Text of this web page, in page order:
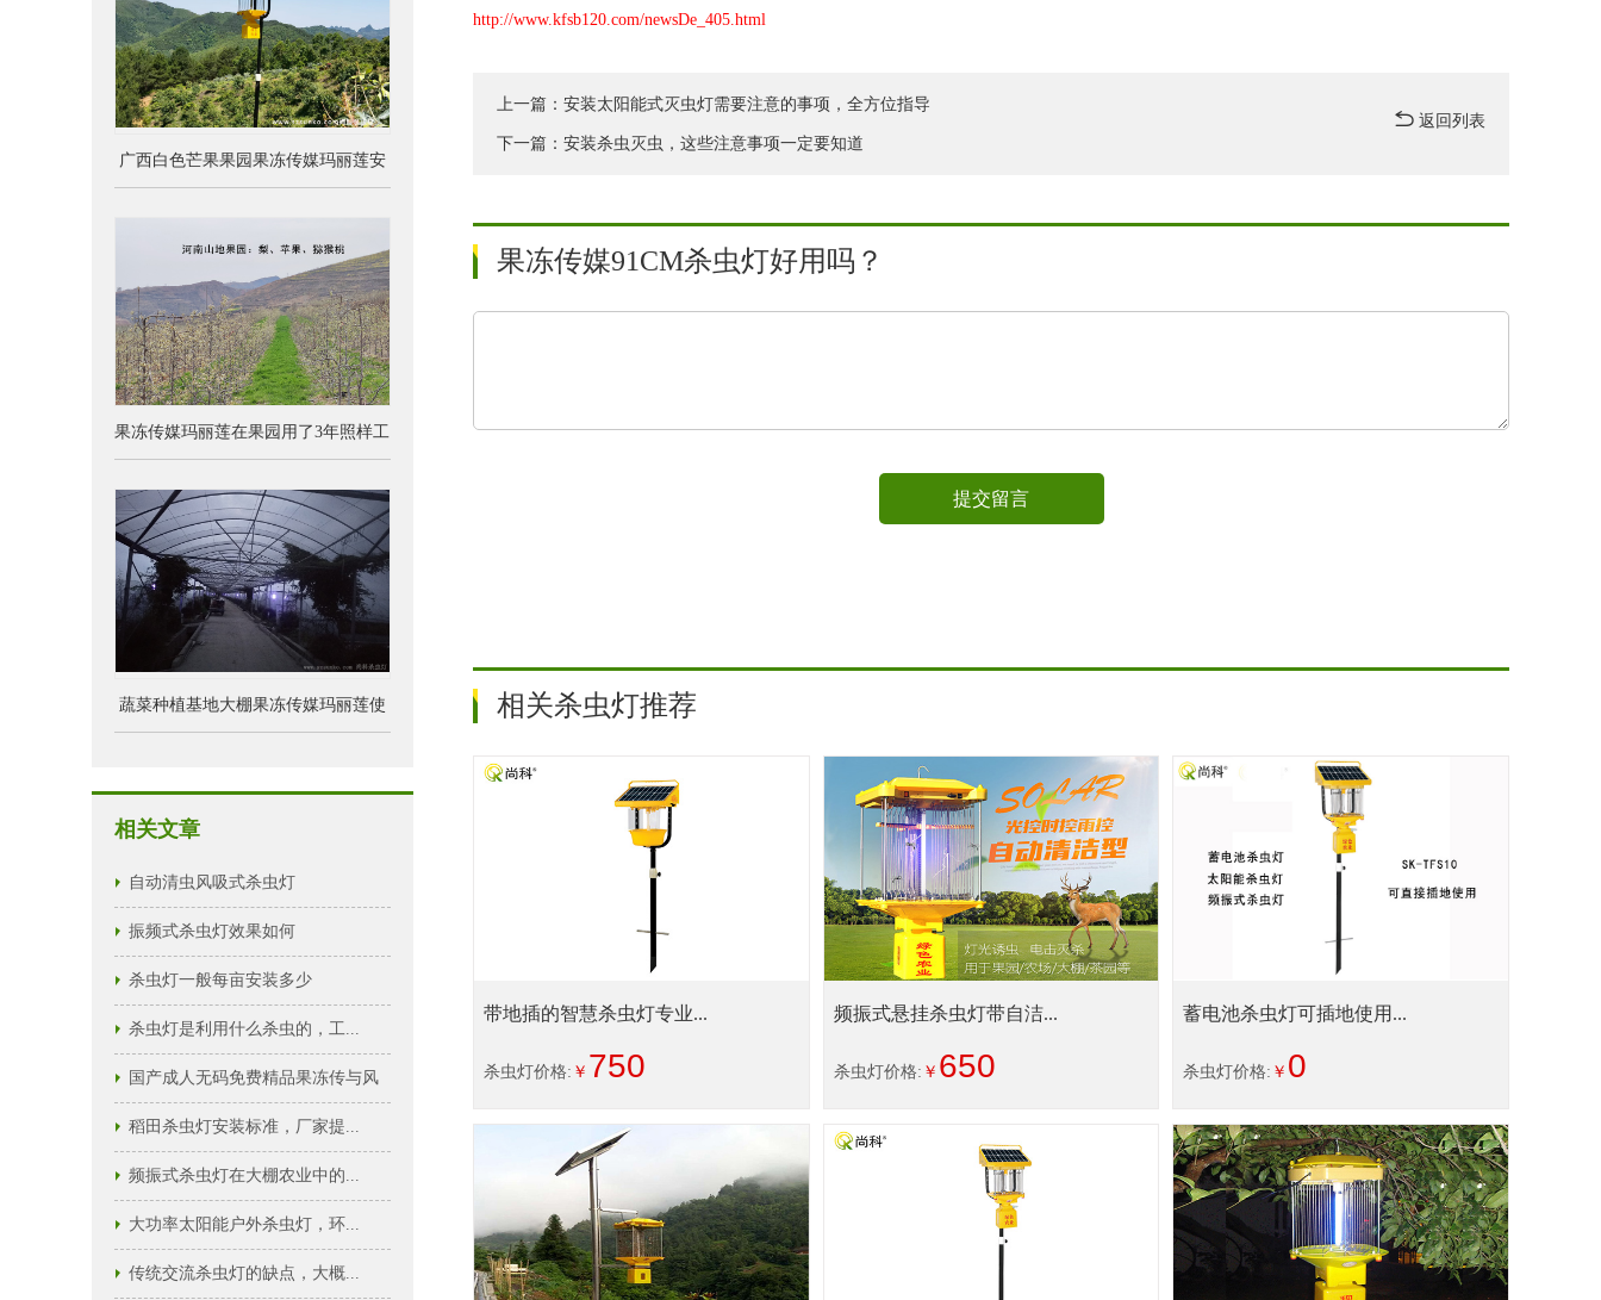
广西白色芒果果园果冻传媒玛丽莲安
装使用效果
果冻传媒玛丽莲在果园用了3年照样工
作
蔬菜种植基地大棚果冻传媒玛丽莲使
用效果
相关文章
自动清虫风吸式杀虫灯
振频式杀虫灯效果如何
杀虫灯一般每亩安装多少
杀虫灯是利用什么杀虫的，工...
国产成人无码免费精品果冻传与风
吸式杀虫灯...
稻田杀虫灯安装标准，厂家提...
频振式杀虫灯在大棚农业中的...
大功率太阳能户外杀虫灯，环...
传统交流杀虫灯的缺点，大概...
http://www.kfsb120.com/newsDe_405.html
上一篇：安装太阳能式灭虫灯需要注意的事项，全方位指导
下一篇：安装杀虫灭虫，这些注意事项一定要知道
返回列表
果冻传媒91CM杀虫灯好用吗？
提交留言
相关杀虫灯推荐
带地插的智慧杀虫灯专业...
杀虫灯价格: ￥ 750
频振式悬挂杀虫灯带自洁...
杀虫灯价格: ￥ 650
蓄电池杀虫灯可插地使用...
杀虫灯价格: ￥ 0